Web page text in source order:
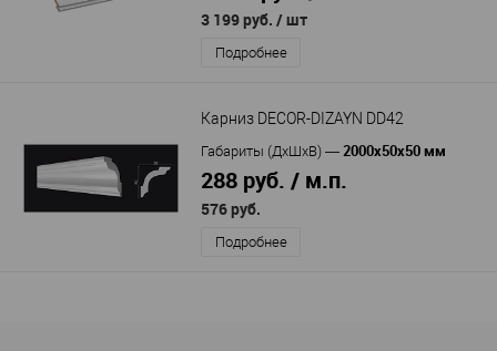
3 199 руб. / шт
Подробнее
Карниз DECOR-DIZAYN DD42
Габариты (ДхШхВ) — 2000х50х50 мм
288 руб. / м.п.
576 руб.
Подробнее